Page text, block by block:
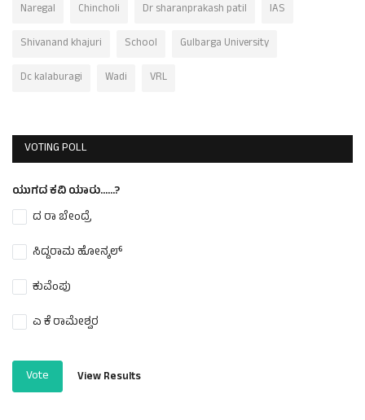
Naregal
Chincholi Dr sharanprakash patil
IAS
Shivanand khajuri
School
Gulbarga University
Dc kalaburagi
Wadi VRL
VOTING POLL
ಯುಗದ ಕವಿ ಯಾರು......?
ದ ರಾ ಬೇಂದ್ರೆ
ಸಿದ್ದರಾಮ ಹೋನ್ಕಲ್
ಕುವೆಂಪು
ಎ ಕೆ ರಾಮೇಶ್ವರ
Vote View Results